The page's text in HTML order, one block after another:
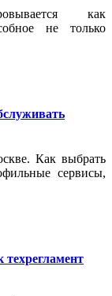
как
не только
Как выбрать
сервисы,
техрегламент